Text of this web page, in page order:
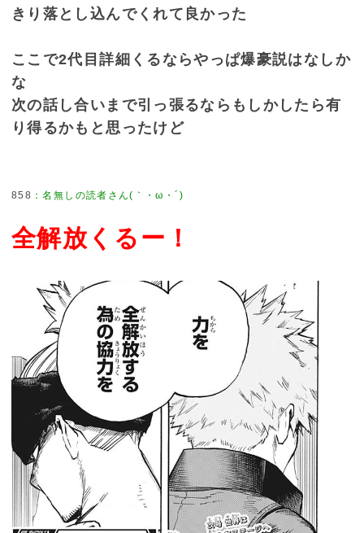
きり落とし込んでくれて良かった
ここで2代目詳細くるならやっぱ爆豪説はなしか
な
次の話し合いまで引っ張るならもしかしたら有
り得るかもと思ったけど
858 ：名無しの読者さん(｀・ω・´)
全解放くるー！